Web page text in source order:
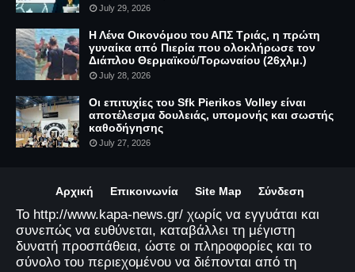
July 29, 2026
Η Λένα Οικονόμου του ΑΠΣ Τριάς, η πρώτη
γυναίκα από Πιερία που ολοκλήρωσε τον
Διάπλου Θερμαϊκού/Τορωναίου (26χλμ.)
July 28, 2026
Οι επιτυχίες του Sfk Pierikos Volley είναι
αποτέλεσμα δουλειάς, υπομονής και σωστής
καθοδήγησης
July 27, 2026
Αρχική Επικοινωνία Site Map Σύνδεση
Το http://www.kapa-news.gr/ χωρίς να εγγυάται και
συνεπώς να ευθύνεται, καταβάλλει τη μέγιστη
δυνατή προσπάθεια, ώστε οι πληροφορίες και το
σύνολο του περιεχομένου να διέπονται από τη